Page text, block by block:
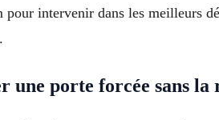
intervenir dans les meilleurs
une porte forcée sans la